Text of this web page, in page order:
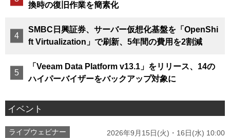
換時の復旧作業を簡素化
SMBC日興証券、サーバー仮想化基盤を「OpenShi
ft Virtualization」で刷新、5年間の費用を2割減
「Veeam Data Platform v13.1」をリリース、14の
ハイパーバイザーをバックアップ対象に
イベント
ライブウェビナー 2026年9月15日(火)・16日(水) 10:00